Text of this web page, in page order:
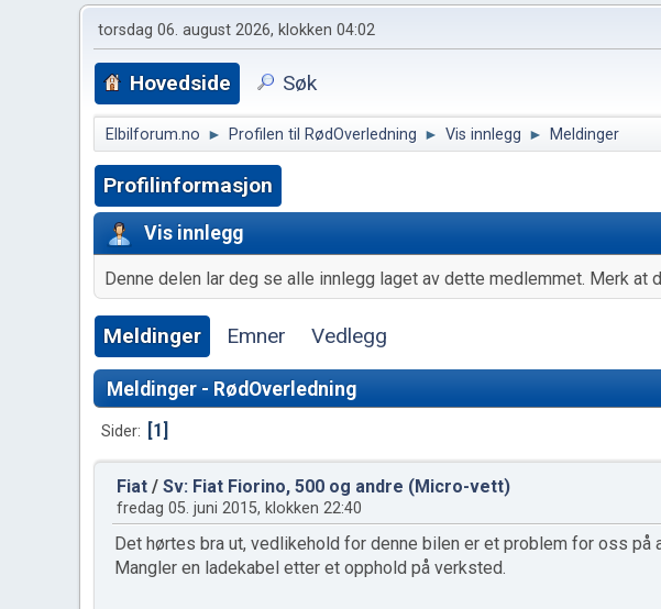
torsdag 06. august 2026, klokken 04:02
Hovedside Søk
Elbilforum.no ► Profilen til RødOverledning ► Vis innlegg ► Meldinger
Profilinformasjon
Vis innlegg
Denne delen lar deg se alle innlegg laget av dette medlemmet. Merk at
Meldinger Emner Vedlegg
Meldinger - RødOverledning
Sider 1
Fiat / Sv: Fiat Fiorino, 500 og andre (Micro-vett)
fredag 05. juni 2015, klokken 22:40
Det hørtes bra ut, vedlikehold for denne bilen er et problem for oss
Mangler en ladekabel etter et opphold på verksted.